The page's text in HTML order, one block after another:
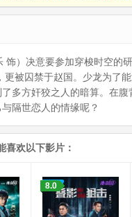
饰）决意要参加穿梭时空的
被囚禁于赵国。少龙为了
多方奸狡之人的暗算。在
隔世恋人的情缘呢？
喜欢以下影片：
8.0